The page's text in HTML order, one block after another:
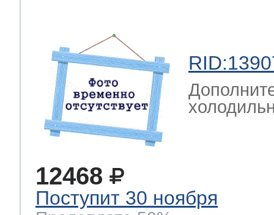
12468
Поступит 30 ноября